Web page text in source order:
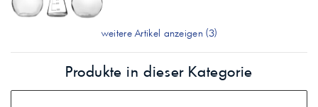
weitere Artikel anzeigen (3)
Produkte in dieser Kategorie